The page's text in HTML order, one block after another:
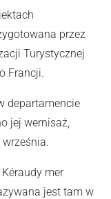
przez
Turystycznej
Francji.
departamencie
jej wernisaż,
mer
jest tam w